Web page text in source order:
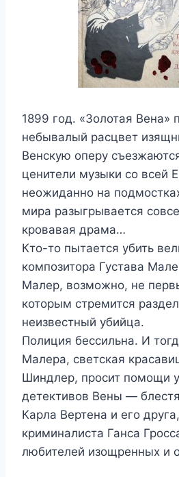
1899 год. «Золотая Вена»
небывалый расцвет
Венскую оперу
ценители музыки со всей
неожиданно на
мира разыгрывается
кровавая драма…
Кто-то пытается убить
композитора Густава
Малер, возможно, не
которым стремится
неизвестный убийца.
Полиция бессильна. И
Малера, светская
Шиндлер, просит помощи
детективов Вены —
Карла Вертена и его
криминалиста Ганса
любителей изощренных и